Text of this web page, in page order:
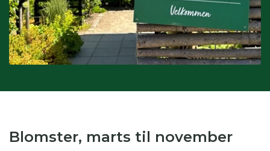
Blomster, marts til november